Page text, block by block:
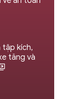
kích,
tăng và